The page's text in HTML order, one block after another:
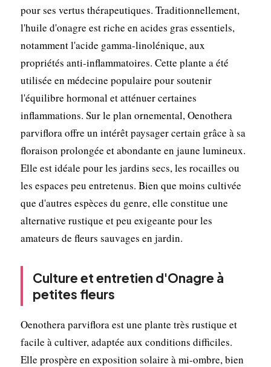
pour ses vertus thérapeutiques. Traditionnellement,
l'huile d'onagre est riche en acides gras essentiels,
notamment l'acide gamma-linolénique, aux
propriétés anti-inflammatoires. Cette plante a été
utilisée en médecine populaire pour soutenir
l'équilibre hormonal et atténuer certaines
inflammations. Sur le plan ornemental, Oenothera
parviflora offre un intérêt paysager certain grâce à sa
floraison prolongée et abondante en jaune lumineux.
Elle est idéale pour les jardins secs, les rocailles ou
les espaces peu entretenus. Bien que moins cultivée
que d'autres espèces du genre, elle constitue une
alternative rustique et peu exigeante pour les
amateurs de fleurs sauvages en jardin.
Culture et entretien d'Onagre à
petites fleurs
Oenothera parviflora est une plante très rustique et
facile à cultiver, adaptée aux conditions difficiles.
Elle prospère en exposition solaire à mi-ombre, bien